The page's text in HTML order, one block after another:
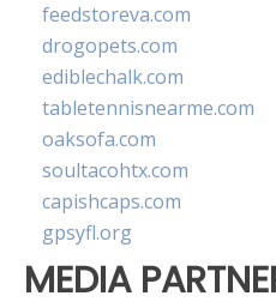
feedstoreva.com
drogopets.com
ediblechalk.com
tabletennisnearme.com
oaksofa.com
soultacohtx.com
capishcaps.com
gpsyfl.org
MEDIA